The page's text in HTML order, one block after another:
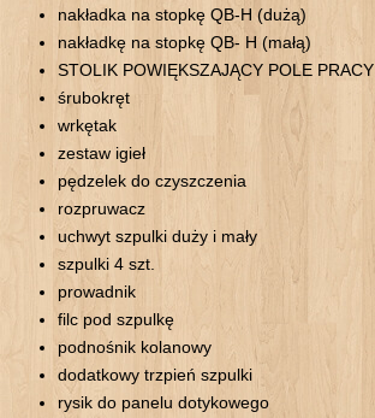
nakładka na stopkę QB-H (dużą)
nakładkę na stopkę QB- H (małą)
STOLIK POWIĘKSZAJĄCY POLE PRACY
śrubokręt
wrkętak
zestaw igieł
pędzelek do czyszczenia
rozpruwacz
uchwyt szpulki duży i mały
szpulki 4 szt.
prowadnik
filc pod szpulkę
podnośnik kolanowy
dodatkowy trzpień szpulki
rysik do panelu dotykowego